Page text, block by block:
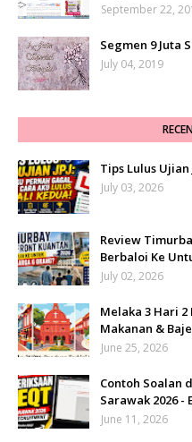
September 22,
Segmen 9 Juta
July 04, 2019
Tips Lulus Ujian
July 03, 2026
Review
Berbaloi Ke
July 02, 2026
Melaka 3 Hari
Makanan &
June 25, 2026
Contoh Soalan
Sarawak 2026 -
June 11, 2026